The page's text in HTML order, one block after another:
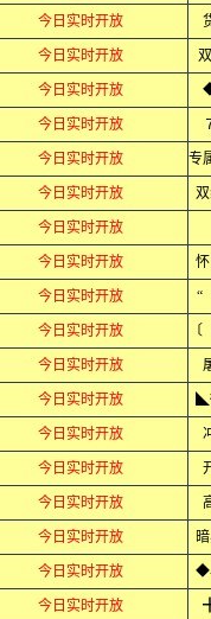
今日实时开放
今日实时开放
今日实时开放
今日实时开放
今日实时开放
今日实时开放
今日实时开放
今日实时开放
今日实时开放 “
今日实时开放
今日实时开放
今日实时开放 ◣
今日实时开放
今日实时开放
今日实时开放
今日实时开放
今日实时开放 ◆
今日实时开放